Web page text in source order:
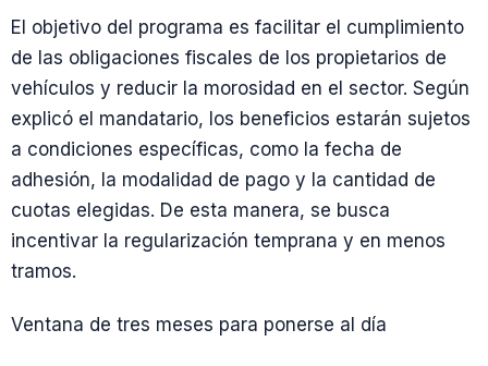
El objetivo del programa es facilitar el cumplimiento
de las obligaciones fiscales de los propietarios de
vehículos y reducir la morosidad en el sector. Según
explicó el mandatario, los beneficios estarán sujetos
a condiciones específicas, como la fecha de
adhesión, la modalidad de pago y la cantidad de
cuotas elegidas. De esta manera, se busca
incentivar la regularización temprana y en menos
tramos.
Ventana de tres meses para ponerse al día